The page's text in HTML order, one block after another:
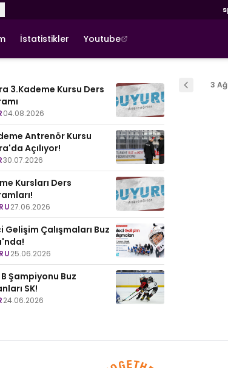
İstatistikler Youtube
3.Kademe Kursu Ders
04.08.2026
Antrenör Kursu
Açılıyor!
30.07.2026
Kursları Ders
27.06.2026
Gelişim Çalışmaları Buz
25.06.2026
B Şampiyonu Buz
SK!
24.06.2026
3